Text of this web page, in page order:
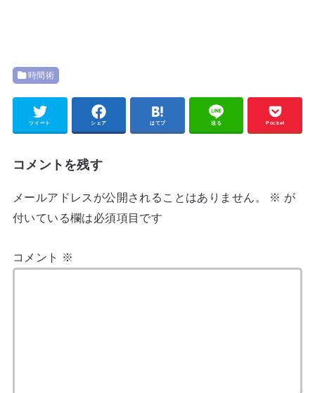
時間術
ツイート シェア はてブ 送る Pocket
コメントを残す
メールアドレスが公開されることはありません。 ※ が
付いている欄は必須項目です
コメント ※